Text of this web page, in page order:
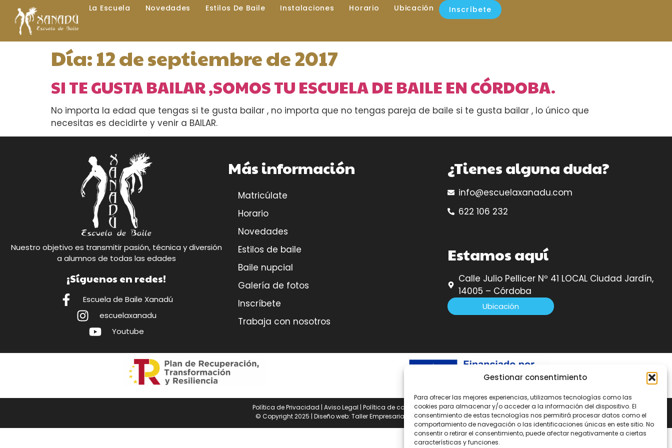
Gestionar consentimiento
Para ofrecer las mejores experiencias, utilizamos tecnologías como las
cookies para almacenar y/o acceder a la información del dispositivo. El
consentimiento de estas tecnologías nos permitirá procesar datos como el
comportamiento de navegación o las identificaciones únicas en este sitio. No
consentir o retirar el consentimiento, puede afectar negativamente a ciertas
características y funciones.
La Escuela Novedades Estilos De Baile Instalaciones Horario Ubicación Inscríbete
Día:12 de septiembre de 2017
SI TE GUSTA BAILAR ,SOMOS TU ESCUELA DE BAILE EN CÓRDOBA.
No importa la edad que tengas si te gusta bailar , no importa que no tengas pareja de baile si te gusta bailar , lo único que
necesitas es decidirte y venir a BAILAR.
Nuestro objetivo es transmitir pasión, técnica y diversión
a alumnos de todas las edades
¡Síguenos en redes!
Escuela de Baile Xanadú
escuelaxanadu
Youtube
Más información
Matricúlate
Horario
Novedades
Estilos de baile
Baile nupcial
Galería de fotos
Inscríbete
Trabaja con nosotros
¿Tienes alguna duda?
info@escuelaxanadu.com
622 106 232
Estamos aquí
Calle Julio Pellicer Nº 41 LOCAL Ciudad Jardín,
14005 – Córdoba
Ubicación
Política de Privacidad | Aviso Legal | Política de cookies
© Copyright 2025 | Diseño web: Taller Empresarial 2.0